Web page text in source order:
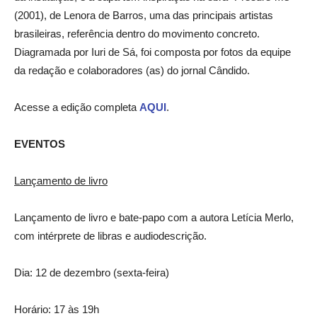
(2001), de Lenora de Barros, uma das principais artistas
brasileiras, referência dentro do movimento concreto.
Diagramada por Iuri de Sá, foi composta por fotos da equipe
da redação e colaboradores (as) do jornal Cândido.
Acesse a edição completa AQUI.
EVENTOS
Lançamento de livro
Lançamento de livro e bate-papo com a autora Letícia Merlo,
com intérprete de libras e audiodescrição.
Dia: 12 de dezembro (sexta-feira)
Horário: 17 às 19h